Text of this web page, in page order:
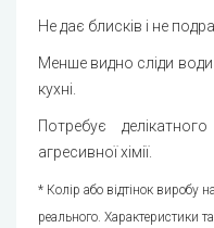
Не дає блисків і не
Менше видно сліди води
кухні.
Потребує
агресивної хімії.
* Колір або відтінок виробу
реального. Характеристики